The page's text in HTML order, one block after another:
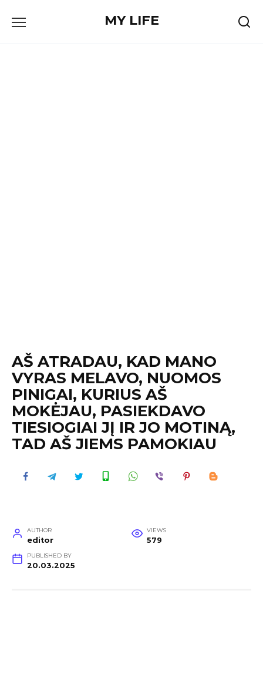
MY LIFE
AŠ ATRADAU, KAD MANO
VYRAS MELAVO, NUOMOS
PINIGAI, KURIUS AŠ
MOKĖJAU, PASIEKDAVO
TIESIOGIAI JĮ IR JO MOTINĄ,
TAD AŠ JIEMS PAMOKIAU
AUTHOR
editor
VIEWS
579
PUBLISHED BY
20.03.2025